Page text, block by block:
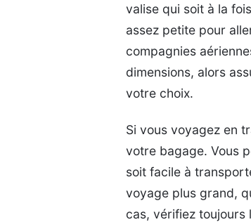
valise qui soit à la
assez petite pour
compagnies
dimensions, alors
votre choix.
Si vous voyagez en
votre bagage. Vous
soit facile à
voyage plus grand,
cas, vérifiez